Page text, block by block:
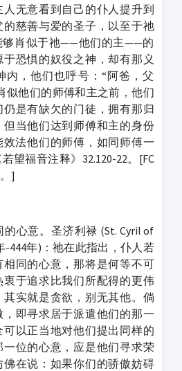
无意看到自己的仆人提升到
慈善与爱的圣子，以至于祂
够肖似于祂——他们的主——的
恐惧的奴役之神，却有那义
内，他们也呼号：“阿爸，父
似他们的师傅和主之前，他们
是有缺欠的门徒，拥有那归
当他们达到师傅和主的身份
法他们的师傅，如同师傅一
望福音注释》32.120-22。[FC
]
心意。圣济利禄 (St. Cyril of
-444年)：祂在此指出，仆人若
同的心意，那将是何等不可
于追求比我们所配得的更伟
实就是贪欲，别无其他。倘
即寻求居于派遣他们的那一
以正当地对他们提出同样的
位的心意，应是他们寻求荣
在说：如果你们的骄傲妨碍